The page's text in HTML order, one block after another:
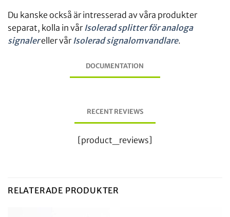
Du kanske också är intresserad av våra produkter
separat, kolla in vår Isolerad splitter för analoga
signalereller vår Isolerad signalomvandlare.
DOCUMENTATION
RECENT REVIEWS
[product_reviews]
RELATERADE PRODUKTER